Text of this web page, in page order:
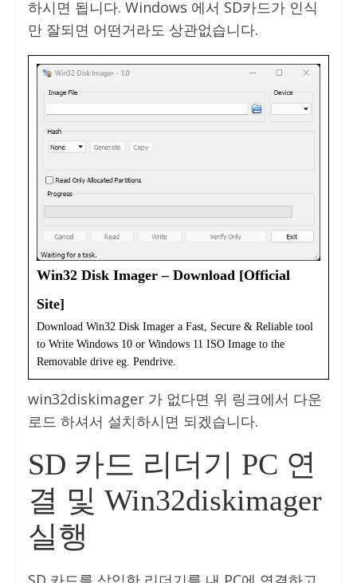
하시면 됩니다. Windows 에서 SD카드가 인식
만 잘되면 어떤거라도 상관없습니다.
Win32 Disk Imager – Download [Official
Site]
Download Win32 Disk Imager a Fast, Secure & Reliable tool
to Write Windows 10 or Windows 11 ISO Image to the
Removable drive eg. Pendrive.
win32diskimager 가 없다면 위 링크에서 다운
로드 하셔서 설치하시면 되겠습니다.
SD 카드 리더기 PC 연
결 및 Win32diskimager
실행